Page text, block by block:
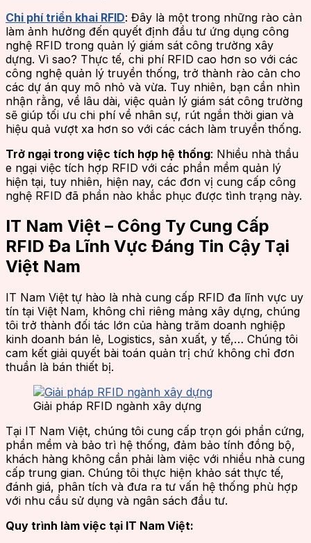
Chi phí triển khai RFID: Đây là một trong những rào cản
làm ảnh hưởng đến quyết định đầu tư ứng dụng công
nghệ RFID trong quản lý giám sát công trường xây
dựng. Vì sao? Thực tế, chi phí RFID cao hơn so với các
công nghệ quản lý truyền thống, trở thành rào cản cho
các dự án quy mô nhỏ và vừa. Tuy nhiên, bạn cần nhìn
nhận rằng, về lâu dài, việc quản lý giám sát công trường
sẽ giúp tối ưu chi phí về nhân sự, rút ngắn thời gian và
hiệu quả vượt xa hơn so với các cách làm truyền thống.
Trở ngại trong việc tích hợp hệ thống: Nhiều nhà thầu
e ngại việc tích hợp RFID với các phần mềm quản lý
hiện tại, tuy nhiên, hiện nay, các đơn vị cung cấp công
nghệ RFID đã phần nào khắc phục được tình trạng này.
IT Nam Việt – Công Ty Cung Cấp
RFID Đa Lĩnh Vực Đáng Tin Cậy Tại
Việt Nam
IT Nam Việt tự hào là nhà cung cấp RFID đa lĩnh vực uy
tín tại Việt Nam, không chỉ riêng mảng xây dựng, chúng
tôi trở thành đối tác lớn của hàng trăm doanh nghiệp
kinh doanh bán lẻ, Logistics, sản xuất, y tế,… Chúng tôi
cam kết giải quyết bài toán quản trị chứ không chỉ đơn
thuần là bán thiết bị.
Giải pháp RFID ngành xây dựng
Tại IT Nam Việt, chúng tôi cung cấp trọn gói phần cứng,
phần mềm và bảo trì hệ thống, đảm bảo tính đồng bộ,
khách hàng không cần phải làm việc với nhiều nhà cung
cấp trung gian. Chúng tôi thực hiện khảo sát thực tế,
đánh giá, phân tích và đưa ra tư vấn hệ thống phù hợp
với nhu cầu sử dụng và ngân sách đầu tư.
Quy trình làm việc tại IT Nam Việt: